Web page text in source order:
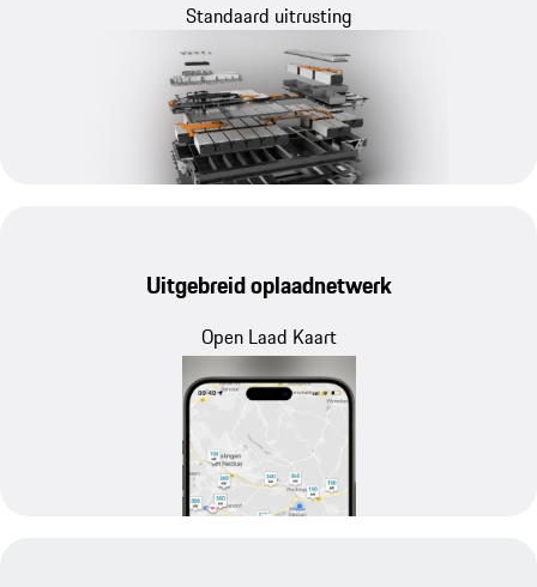
Standaard uitrusting
Uitgebreid oplaadnetwerk
Open Laad Kaart